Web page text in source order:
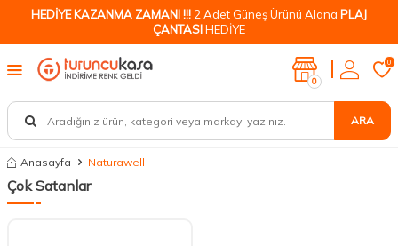
HEDİYE KAZANMA ZAMANI !!! 2 Adet Güneş Ürünü Alana PLAJ
ÇANTASIHEDİYE
ARA
0
0
Anasayfa Naturawell
Çok Satanlar